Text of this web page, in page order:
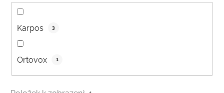
Karpos 3
Ortovox 1